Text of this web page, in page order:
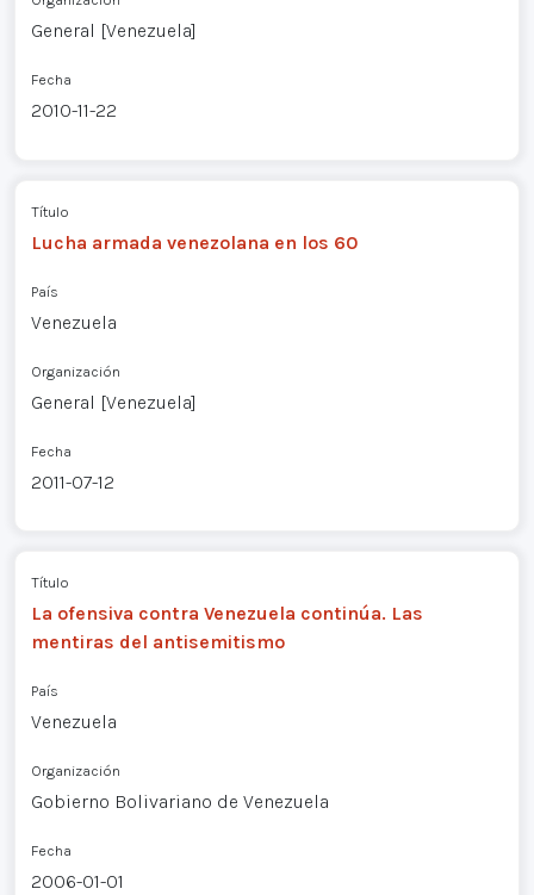
General [Venezuela]
Fecha
2010-11-22
Título
Lucha armada venezolana en los 60
País
Venezuela
Organización
General [Venezuela]
Fecha
2011-07-12
Título
La ofensiva contra Venezuela continúa. Las
mentiras del antisemitismo
País
Venezuela
Organización
Gobierno Bolivariano de Venezuela
Fecha
2006-01-01